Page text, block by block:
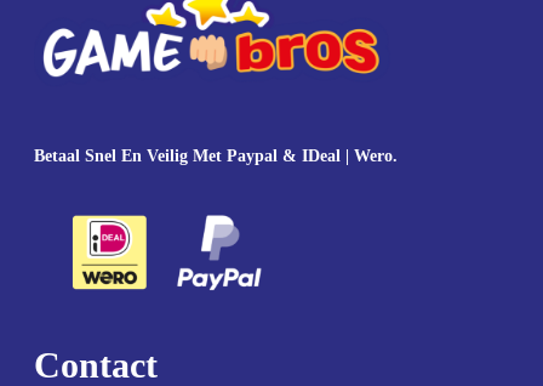
Betaal Snel En Veilig Met Paypal & IDeal | Wero.
Contact